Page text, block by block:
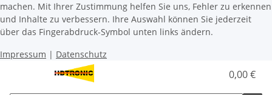
machen. Mit Ihrer Zustimmung helfen Sie uns, Fehler zu erkennen
und Inhalte zu verbessern. Ihre Auswahl können Sie jederzeit
über das Fingerabdruck-Symbol unten links ändern.
Impressum | Datenschutz
0,00 €